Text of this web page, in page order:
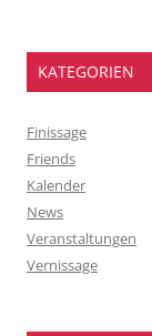
KATEGORIEN
Finissage
Friends
Kalender
News
Veranstaltungen
Vernissage